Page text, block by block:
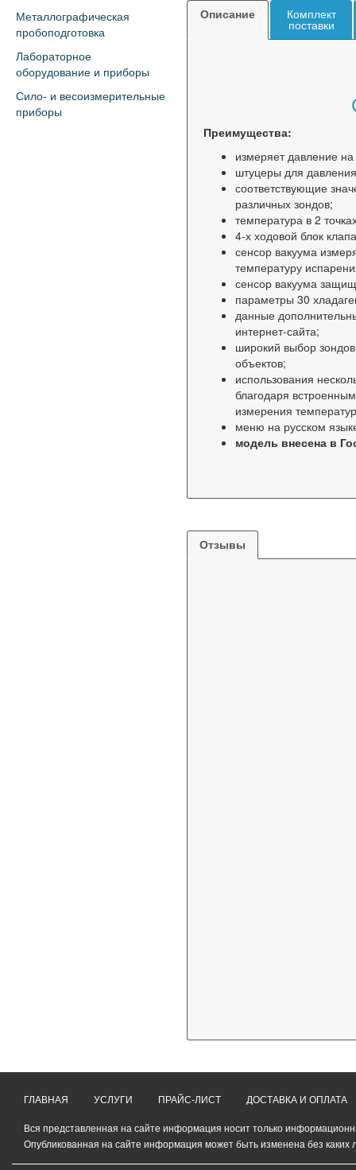
Металлографическая
пробоподготовка
Лабораторное
оборудование и приборы
Сило- и весоизмерительные
приборы
Описание
Комплект
поставки
Преимущества:
измеряет давление на
штуцеры для
соответствующие
различных зондов;
температура в 2
4-х ходовой блок
сенсор вакуума
температуру
сенсор вакуума
параметры 30
данные
интернет-сайта;
широкий выбор
объектов;
использования
благодаря
измерения
меню на русском
модель внесена в
Отзывы
ГЛАВНАЯ УСЛУГИ ПРАЙС-ЛИСТ ДОСТАВКА И ОПЛАТА
Вся представленная на сайте информация носит только
Опубликованная на сайте информация может быть изменена без каких